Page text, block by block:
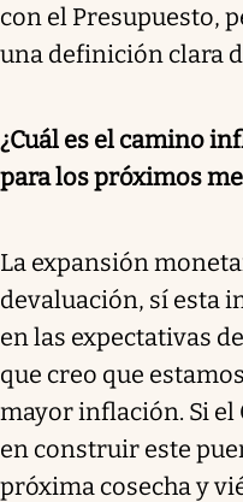
con el Presupuesto,
una definición clara
¿Cuál es el camino
para los próximos
La expansión
devaluación, sí esta
en las expectativas
que creo que
mayor inflación. Si
en construir este
próxima cosecha y